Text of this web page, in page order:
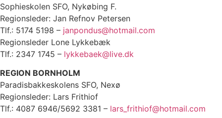
Sophieskolen SFO, Nykøbing F.
Regionsleder: Jan Refnov Petersen
Tlf.: 5174 5198 – janpondus@hotmail.com
Regionsleder Lone Lykkebæk
Tlf.: 2347 1745 – lykkebaek@live.dk
REGION BORNHOLM
Paradisbakkeskolens SFO, Nexø
Regionsleder: Lars Frithiof
Tlf.: 4087 6946/5692 3381 – lars_frithiof@hotmail.com